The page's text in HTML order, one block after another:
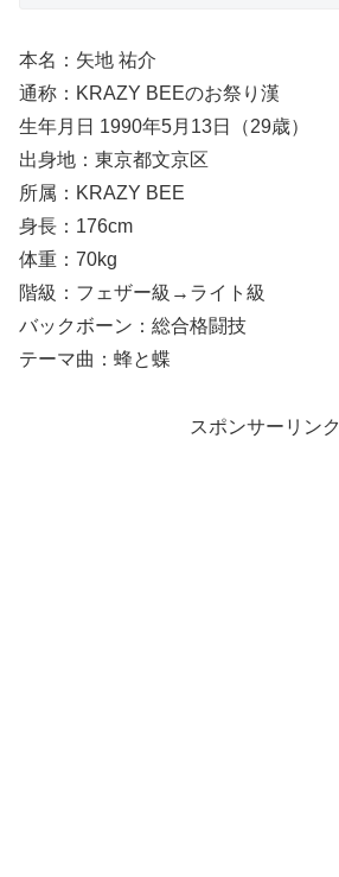
本名：矢地 祐介
通称：KRAZY BEEのお祭り漢
生年月日 1990年5月13日（29歳）
出身地：東京都文京区
所属：KRAZY BEE
身長：176cm
体重：70kg
階級：フェザー級→ライト級
バックボーン：総合格闘技
テーマ曲：蜂と蝶
スポンサーリンク